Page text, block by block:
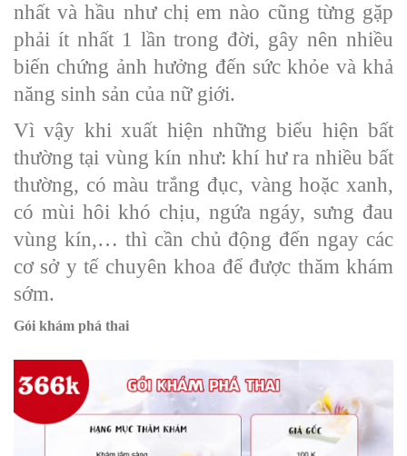
nhất và hầu như chị em nào cũng từng gặp
phải ít nhất 1 lần trong đời, gây nên nhiều
biến chứng ảnh hưởng đến sức khỏe và khả
năng sinh sản của nữ giới.
Vì vậy khi xuất hiện những biểu hiện bất
thường tại vùng kín như: khí hư ra nhiều bất
thường, có màu trắng đục, vàng hoặc xanh,
có mùi hôi khó chịu, ngứa ngáy, sưng đau
vùng kín,… thì cần chủ động đến ngay các
cơ sở y tế chuyên khoa để được thăm khám
sớm.
Gói khám phá thai